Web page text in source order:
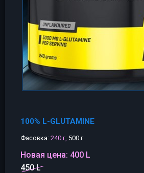
100% L-GLUTAMINE
Фасовка: 240 г, 500 г
Новая цена: 400 L
450 L